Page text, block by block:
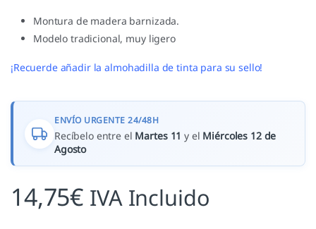
Montura de madera barnizada.
Modelo tradicional, muy ligero
¡Recuerde añadir la almohadilla de tinta para su sello!
ENVÍO URGENTE 24/48H
Recíbelo entre el Martes 11 y el Miércoles 12 de
Agosto
14,75€ IVA Incluido